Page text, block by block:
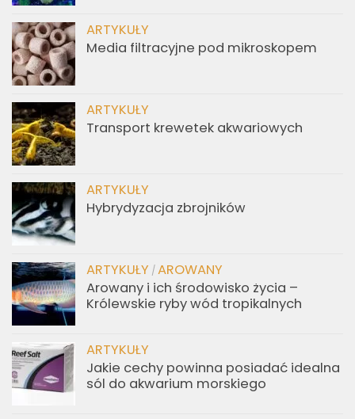
ARTYKUŁY
Media filtracyjne pod mikroskopem
ARTYKUŁY
Transport krewetek akwariowych
ARTYKUŁY
Hybrydyzacja zbrojników
ARTYKUŁY / AROWANY
Arowany i ich środowisko życia –
Królewskie ryby wód tropikalnych
ARTYKUŁY
Jakie cechy powinna posiadać idealna
sól do akwarium morskiego